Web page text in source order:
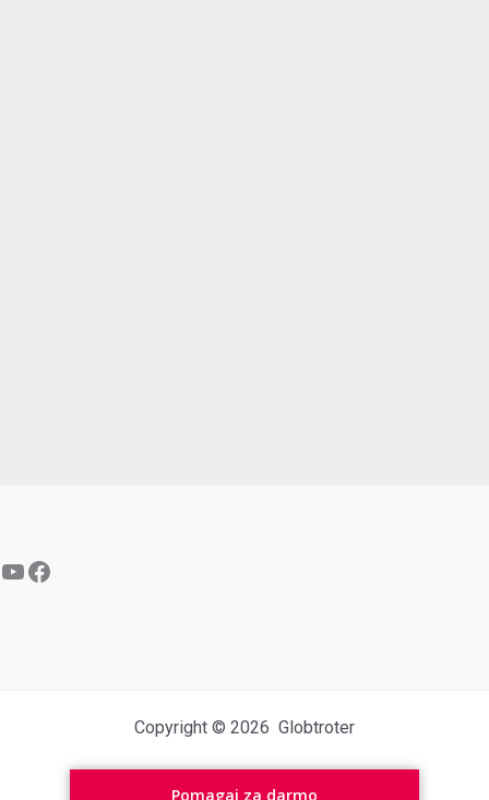
Copyright © 2026 Globtroter
Pomagaj za darmo